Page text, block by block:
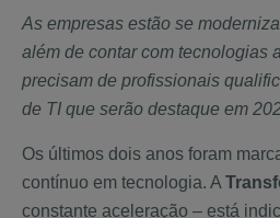
As empresas estão se
além de contar com tecnologias
precisam de profissionais
de TI que serão destaque em
Os últimos dois anos foram
contínuo em tecnologia. A
constante aceleração – está